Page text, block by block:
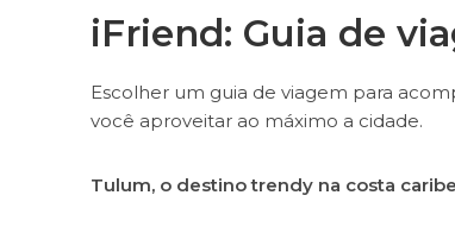
iFriend: Guia de
Escolher um guia de viagem para
você aproveitar ao máximo a cidade.
Tulum, o destino trendy na costa